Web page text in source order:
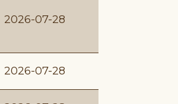
2026-07-28
2026-07-28